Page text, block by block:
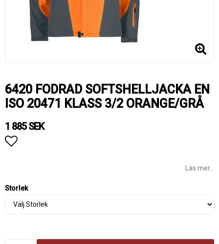
6420 FODRAD SOFTSHELLJACKA EN
ISO 20471 KLASS 3/2 ORANGE/GRÅ
1 885 SEK
Läs mer...
Storlek